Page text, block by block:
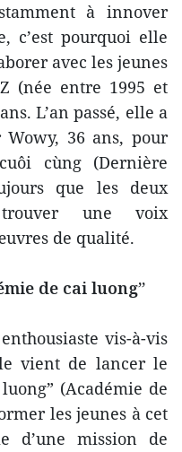
à innover
c’est pourquoi elle
avec les jeunes
(née entre 1995 et
L’an passé, elle a
36 ans, pour
cùng (Dernière
que les deux
trouver une voix
de qualité.
de cai luong”
vis-à-vis
vient de lancer le
(Académie de
les jeunes à cet
d’une mission de